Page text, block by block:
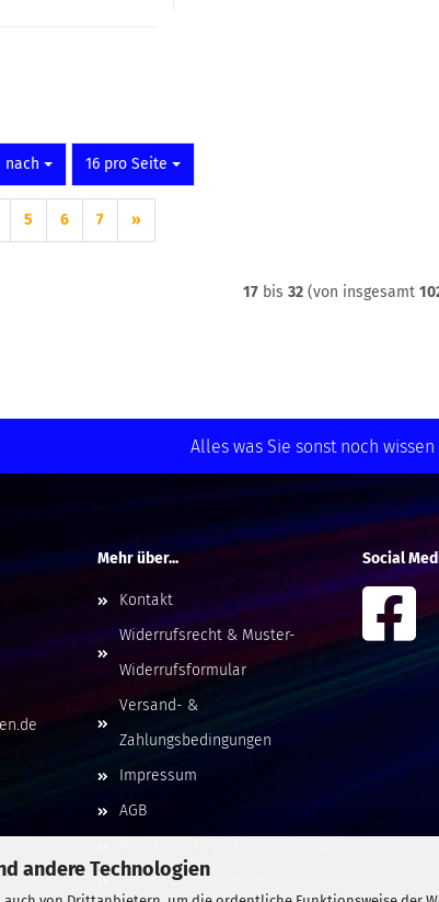
andere Technologien
nach 16 pro Seite
5 6 7 »
17 bis 32 (von insgesamt
Alles was Sie sonst noch wissen
Mehr über...
Kontakt
Widerrufsrecht & Muster-
Widerrufsformular
Versand- &
Zahlungsbedingungen
Impressum
AGB
Cookie Einstellungen
Social